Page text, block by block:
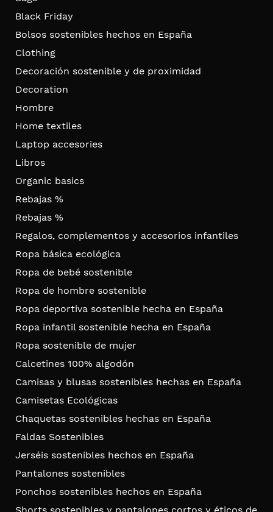
Black Friday
Bolsos sostenibles hechos en España
Clothing
Decoración sostenible y de proximidad
Decoration
Hombre
Home textiles
Laptop accesories
Libros
Organic basics
Rebajas %
Rebajas %
Regalos, complementos y accesorios infantiles
Ropa básica ecológica
Ropa de bebé sostenible
Ropa de hombre sostenible
Ropa deportiva sostenible hecha en España
Ropa infantil sostenible hecha en España
Ropa sostenible de mujer
Calcetines 100% algodón
Camisas y blusas sostenibles hechas en España
Camisetas Ecológicas
Chaquetas sostenibles hechas en España
Faldas Sostenibles
Jerséis sostenibles hechos en España
Pantalones sostenibles
Ponchos sostenibles hechos en España